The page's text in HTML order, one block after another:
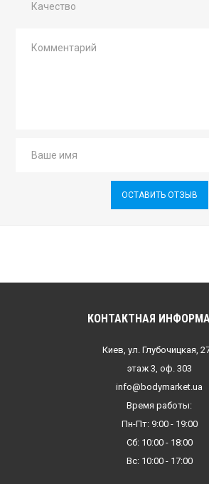
Качество
ОСТАВИТЬ ОТЗЫВ
КОНТАКТНАЯ
Киев, ул. Глубочицкая,
этаж 3, оф. 303
info@bodymarket.ua
Время работы:
Пн-Пт: 9:00 - 19:00
Сб: 10:00 - 18:00
Вс: 10:00 - 17:00